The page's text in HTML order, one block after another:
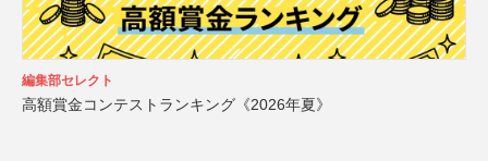
編集部セレクト
高額賞金コンテストランキング《2026年夏》